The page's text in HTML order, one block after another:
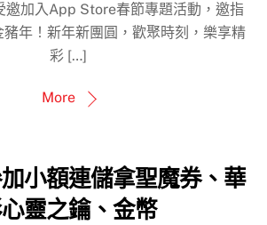
邀加入App Store春節專題活動，邀指
年！新年新團圓，歡聚時刻，樂享精
彩 […]
More
加小額連儲拿聖魔券、華
靈之鑰、金幣